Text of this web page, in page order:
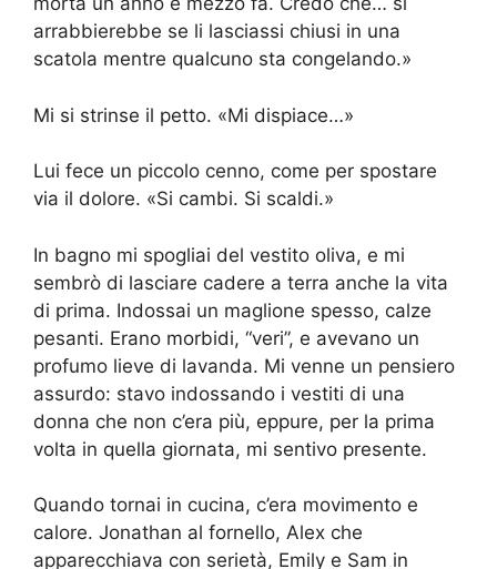
arrabbierebbe se li lasciassi chiusi in una
scatola mentre qualcuno sta congelando.»
Mi si strinse il petto. «Mi dispiace…»
Lui fece un piccolo cenno, come per spostare
via il dolore. «Si cambi. Si scaldi.»
In bagno mi spogliai del vestito oliva, e mi
sembrò di lasciare cadere a terra anche la vita
di prima. Indossai un maglione spesso, calze
pesanti. Erano morbidi, “veri”, e avevano un
profumo lieve di lavanda. Mi venne un pensiero
assurdo: stavo indossando i vestiti di una
donna che non c’era più, eppure, per la prima
volta in quella giornata, mi sentivo presente.
Quando tornai in cucina, c’era movimento e
calore. Jonathan al fornello, Alex che
apparecchiava con serietà, Emily e Sam in